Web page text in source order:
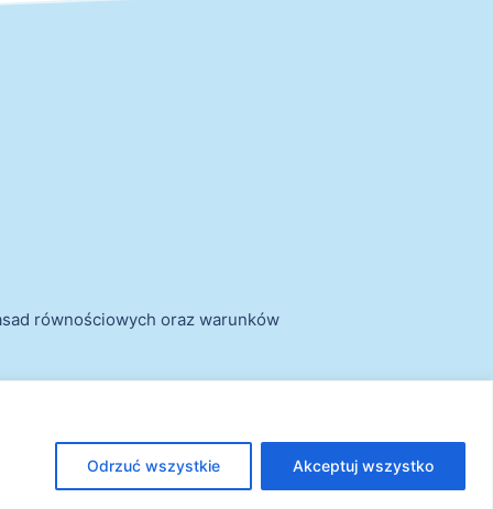
Odrzuć wszystkie Akceptuj wszystko
równościowych oraz warunków